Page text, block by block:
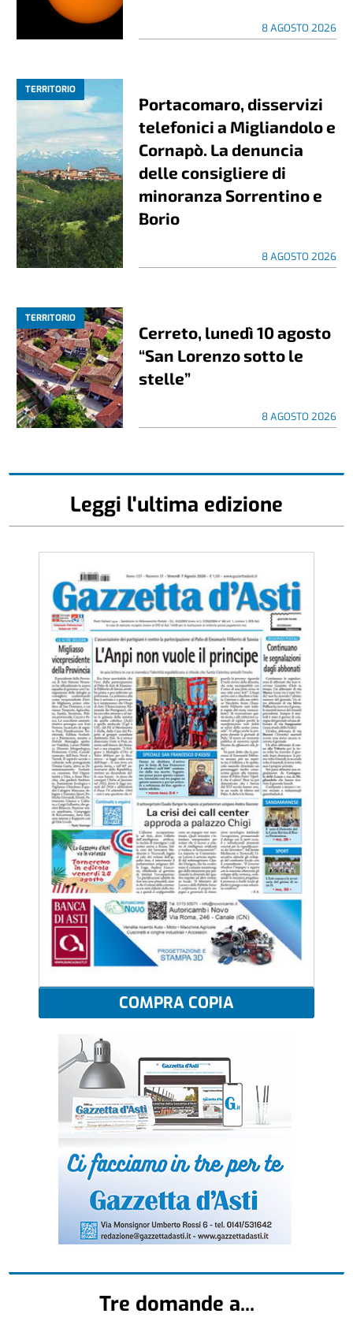
8 AGOSTO 2026
TERRITORIO
Portacomaro, disservizi
telefonici a Migliandolo e
Cornapò. La denuncia
delle consigliere di
minoranza Sorrentino e
Borio
8 AGOSTO 2026
TERRITORIO
Cerreto, lunedì 10 agosto
“San Lorenzo sotto le
stelle”
8 AGOSTO 2026
Leggi l'ultima edizione
COMPRA COPIA
Tre domande a...